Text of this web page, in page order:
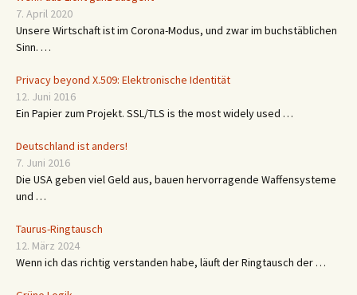
7. April 2020
Unsere Wirtschaft ist im Corona-Modus, und zwar im buchstäblichen
Sinn. …
Privacy beyond X.509: Elektronische Identität
12. Juni 2016
Ein Papier zum Projekt. SSL/TLS is the most widely used …
Deutschland ist anders!
7. Juni 2016
Die USA geben viel Geld aus, bauen hervorragende Waffensysteme
und …
Taurus-Ringtausch
12. März 2024
Wenn ich das richtig verstanden habe, läuft der Ringtausch der …